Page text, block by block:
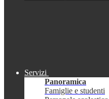
Servizi
Panoramica
Famiglie e studenti